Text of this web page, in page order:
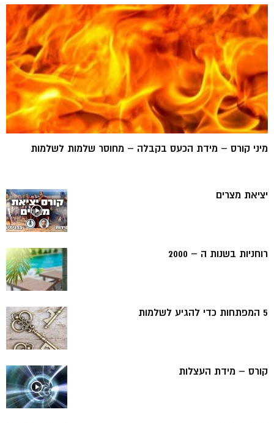
מיני קורס – מידת הכעס בקבלה – מחוסר שלמות לשלמות
יציאת מצרים
רוחניות בשנות ה – 2000
5 המפתחות כדי להגיע לשלמות
קורס – מידת העצלות